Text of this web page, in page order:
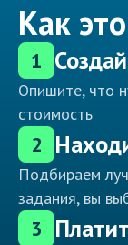
Как
1
Опишите, что
стоимость
2
Подбираем
задания, вы
3